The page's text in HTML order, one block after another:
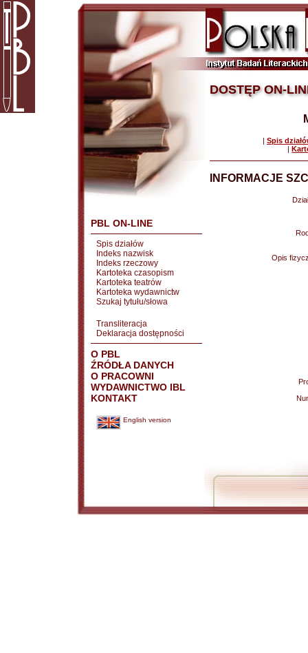
PBL ON-LINE
Spis działów
Indeks nazwisk
Indeks rzeczowy
Kartoteka czasopism
Kartoteka teatrów
Kartoteka wydawnictw
Szukaj tytułu/słowa
Transliteracja
Deklaracja dostępności
O PBL
ŹRÓDŁA DANYCH
O PRACOWNI
WYDAWNICTWO IBL
KONTAKT
English version
DOSTĘP ON-
| Spis
|
INFORMACJE
Opis